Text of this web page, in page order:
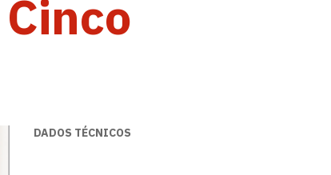
DADOS TÉCNICOS